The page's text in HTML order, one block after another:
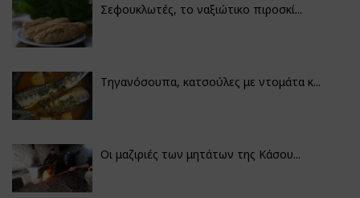
Σεφουκλωτές, το ναξιώτικο πιροσκί...
Τηγανόσουπα, κατσούλες με ντομάτα κ...
Οι μαζιριές των μητάτων της Κάσου...